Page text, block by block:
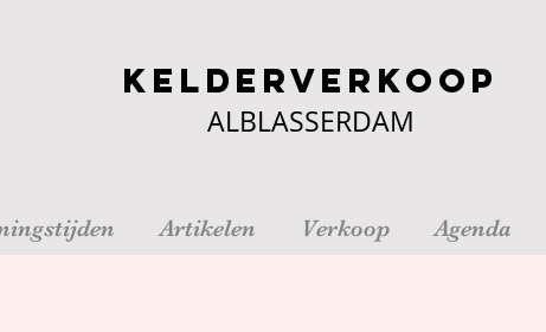
Kelderverkoop
ALBLASSERDAM
Artikelen Verkoop Agenda